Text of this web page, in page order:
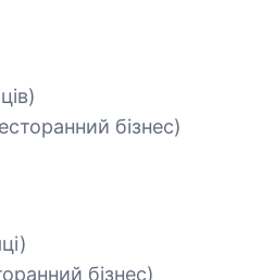
бізнес)
бізнес)